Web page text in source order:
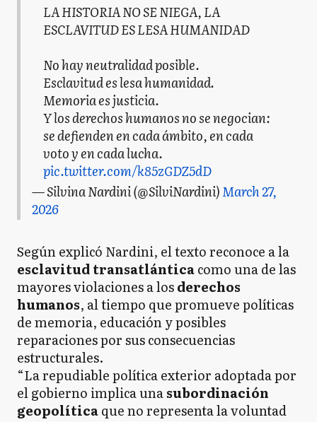
LA HISTORIA NO SE NIEGA, LA
ESCLAVITUD ES LESA HUMANIDAD
No hay neutralidad posible.
Esclavitud es lesa humanidad.
Memoria es justicia.
Y los derechos humanos no se negocian:
se defienden en cada ámbito, en cada
voto y en cada lucha.
pic.twitter.com/k85zGDZ5dD
— Silvina Nardini (@SilviNardini)March 27,
2026
Según explicó Nardini, el texto reconoce a la
esclavitud transatlánticacomo una de las
mayores violaciones a losderechos
humanos, al tiempo que promueve políticas
de memoria, educación y posibles
reparaciones por sus consecuencias
estructurales.
“La repudiable política exterior adoptada por
el gobierno implica unasubordinación
geopolíticaque no representa la voluntad